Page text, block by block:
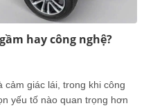
hay công nghệ?
cảm giác lái, trong khi công
yếu tố nào quan trọng hơn